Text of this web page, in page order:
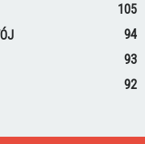
105
94
93
92